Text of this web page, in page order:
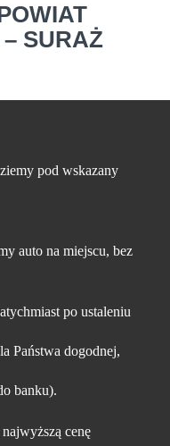
SURAŻ
pod wskazany
auto na miejscu, bez
po ustaleniu
Państwa dogodnej,
banku).
cenę